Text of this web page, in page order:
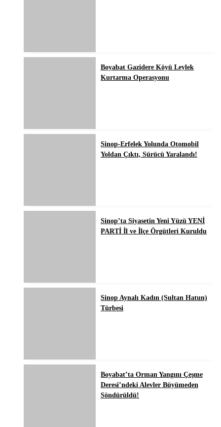
Boyabat Gazidere Köyü Leylek
Kurtarma Operasyonu
Sinop-Erfelek Yolunda Otomobil
Yoldan Çıktı, Sürücü Yaralandı!
Sinop’ta Siyasetin Yeni Yüzü YENİ
PARTİ İl ve İlçe Örgütleri Kuruldu
Sinop Aynalı Kadın (Sultan Hatun)
Türbesi
Boyabat’ta Orman Yangını Çeşme
Deresi’ndeki Alevler Büyümeden
Söndürüldü!